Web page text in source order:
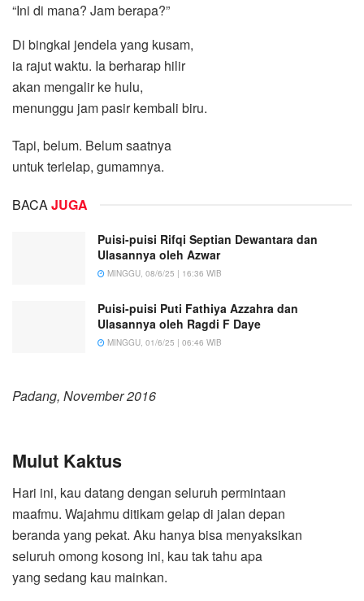
“Ini di mana? Jam berapa?”
Di bingkai jendela yang kusam,
ia rajut waktu. Ia berharap hilir
akan mengalir ke hulu,
menunggu jam pasir kembali biru.
Tapi, belum. Belum saatnya
untuk terlelap, gumamnya.
BACAJUGA
Puisi-puisi Rifqi Septian Dewantara dan
Ulasannya oleh Azwar
MINGGU, 08/6/25 | 16:36 WIB
Puisi-puisi Puti Fathiya Azzahra dan
Ulasannya oleh Ragdi F Daye
MINGGU, 01/6/25 | 06:46 WIB
Padang, November 2016
Mulut Kaktus
Hari ini, kau datang dengan seluruh permintaan
maafmu. Wajahmu ditikam gelap di jalan depan
beranda yang pekat. Aku hanya bisa menyaksikan
seluruh omong kosong ini, kau tak tahu apa
yang sedang kau mainkan.